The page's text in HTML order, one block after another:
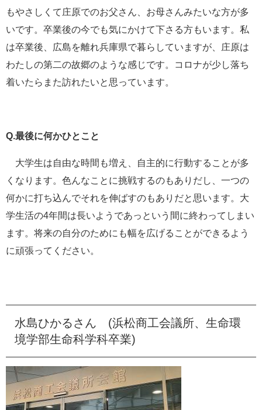
もやさしくて庄原でのお父さん、お母さんみたいな方が多
いです。卒業後の今でも気にかけて下さる方もいます。私
は卒業後、広島を離れ兵庫県で暮らしていますが、庄原は
わたしの第二の故郷のような感じです。コロナが少し落ち
着いたらまた訪れたいと思っています。
Q.最後に何かひとこと
大学生は自由な時間も増え、自主的に行動することが多
くなります。色んなことに挑戦するのもありだし、一つの
何かに打ち込んでそれを伸ばすのもありだと思います。大
学生活の4年間は長いようであっという間に終わってしまい
ます。将来の自分のためにも幅を広げることができるよう
に頑張ってください。
水島ひかるさん (浜松商工会議所、生命環
境学部生命科学科卒業)